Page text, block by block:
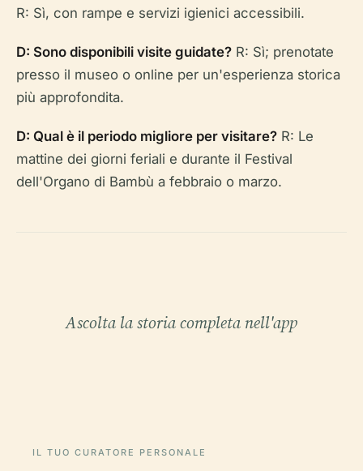
R: Sì, con rampe e servizi igienici accessibili.
D: Sono disponibili visite guidate? R: Sì; prenotate
presso il museo o online per un'esperienza storica
più approfondita.
D: Qual è il periodo migliore per visitare? R: Le
mattine dei giorni feriali e durante il Festival
dell'Organo di Bambù a febbraio o marzo.
Ascolta la storia completa nell'app
IL TUO CURATORE PERSONALE